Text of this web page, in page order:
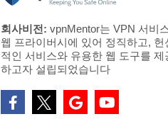
회사비전: vpnMentor는 VPN 서비
웹 프라이버시에 있어 정직하고, 헌
적인 서비스와 유용한 웹 도구를 제
하고자 설립되었습니다